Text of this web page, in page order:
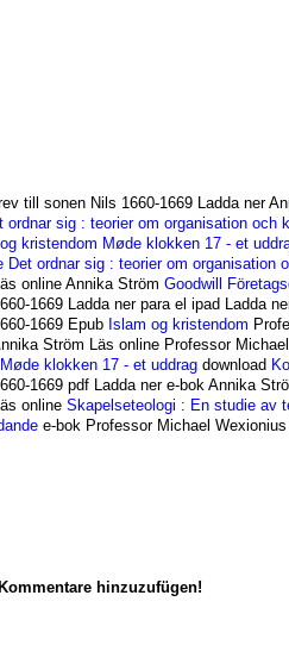
till sonen Nils 1660-1669 Ladda ner
ordnar sig : teorier om organisation och
kristendom Møde klokken 17 - et
Det ordnar sig : teorier om organisation
online Annika Ström Goodwill
1669 Ladda ner para el ipad Ladda
1669 Epub Islam og kristendom
Ström Läs online Professor
Møde klokken 17 - et uddragdownload
1669 pdf Ladda ner e-bok Annika
online Skapelseteologi : En studie av
e-bok Professor Michael
hinzuzufügen!